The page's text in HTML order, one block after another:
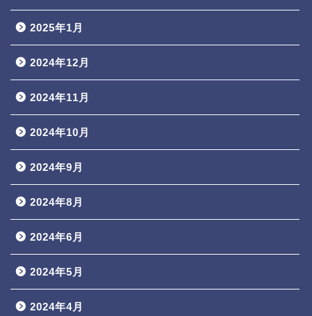
2025年1月
2024年12月
2024年11月
2024年10月
2024年9月
2024年8月
2024年6月
2024年5月
2024年4月